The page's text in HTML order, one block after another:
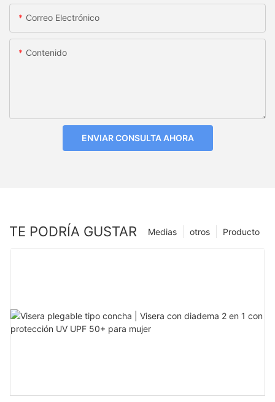
Correo Electrónico
Contenido
ENVIAR CONSULTA AHORA
TE PODRÍA GUSTAR Producto
otros
Medias